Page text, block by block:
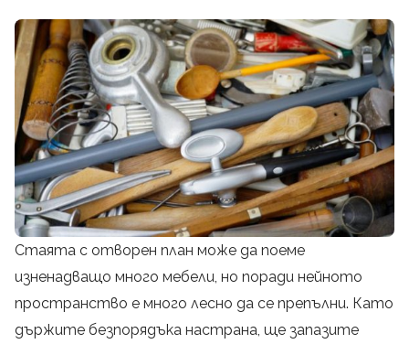
Стаята с отворен план може да поеме
изненадващо много мебели, но поради нейното
пространство е много лесно да се препълни. Като
държите безпорядъка настрана, ще запазите